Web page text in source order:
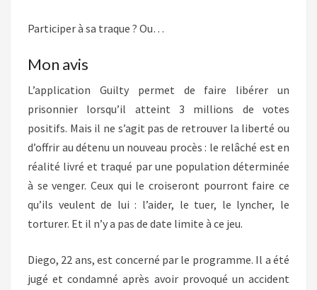
Participer à sa traque ? Ou…
Mon avis
L’application Guilty permet de faire libérer un
prisonnier lorsqu’il atteint 3 millions de votes
positifs. Mais il ne s’agit pas de retrouver la liberté ou
d’offrir au détenu un nouveau procès : le relâché est en
réalité livré et traqué par une population déterminée
à se venger. Ceux qui le croiseront pourront faire ce
qu’ils veulent de lui : l’aider, le tuer, le lyncher, le
torturer. Et il n’y a pas de date limite à ce jeu.
Diego, 22 ans, est concerné par le programme. Il a été
jugé et condamné après avoir provoqué un accident